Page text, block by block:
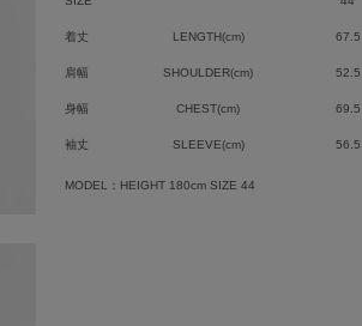
着丈 LENGTH(cm) 67.5
肩幅 SHOULDER(cm) 52.5
身幅 CHEST(cm) 69.5
袖丈 SLEEVE(cm) 56.5
MODEL：HEIGHT 180cm SIZE 44